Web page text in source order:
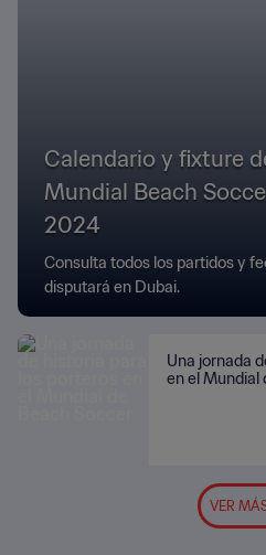
Calendario y fixture
Mundial Beach
2024
Consulta todos los partidos y
disputará en Dubai.
Una jornada
en el Mundial
VER